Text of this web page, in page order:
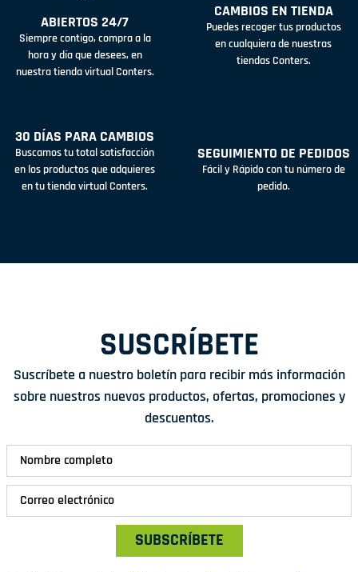
ABIERTOS 24/7
Siempre contigo, compra a la
hora y día que desees, en
nuestra tienda virtual Conters.
CAMBIOS EN TIENDA
Puedes recoger tus productos
en cualquiera de nuestras
tiendas Conters.
30 DÍAS PARA CAMBIOS
Buscamos tu total satisfacción
en los productos que adquieres
en tu tienda virtual Conters.
SEGUIMIENTO DE PEDIDOS
Fácil y Rápido con tu número de
pedido.
SUSCRÍBETE
Suscríbete a nuestro boletín para recibir más información
sobre nuestros nuevos productos, ofertas, promociones y
descuentos.
SUBSCRÍBETE